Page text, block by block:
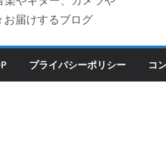
リングが楽しくなった
お届けするブログ
プライバシーポリシー コ